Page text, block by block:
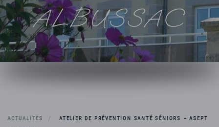
ALBUSSAC
ACTUALITÉS
ATELIER DE PRÉVENTION SANTÉ SÉNIORS – ASEPT